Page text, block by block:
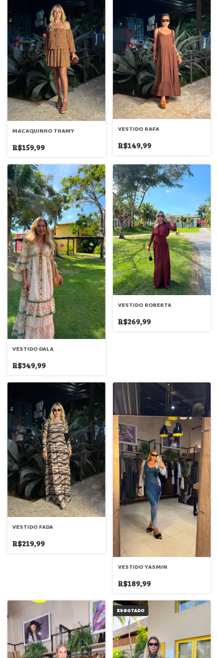
MACAQUINHO THAMY
R$159,99
VESTIDO RAFA
R$149,99
VESTIDO DALA
R$349,99
VESTIDO ROBERTA
R$269,99
VESTIDO FADA
R$219,99
VESTIDO YASMIN
R$189,99
ESGOTADO